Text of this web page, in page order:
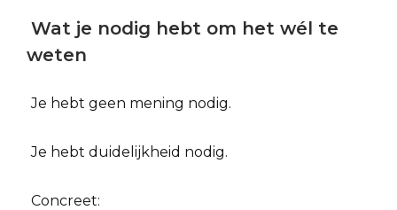
Wat je nodig hebt om het wél te
weten
Je hebt geen mening nodig.
Je hebt duidelijkheid nodig.
Concreet: